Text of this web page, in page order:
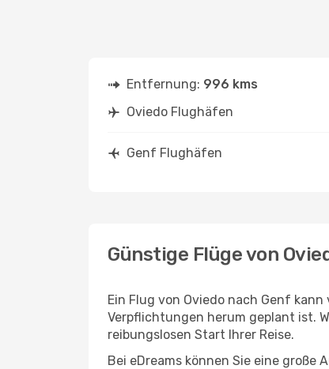
Entfernung: 996 kms
Oviedo Flughäfen
Genf Flughäfen
Günstige Flüge von
Ein Flug von Oviedo nach Genf
Verpflichtungen herum geplant ist.
reibungslosen Start Ihrer Reise.
Bei eDreams können Sie eine